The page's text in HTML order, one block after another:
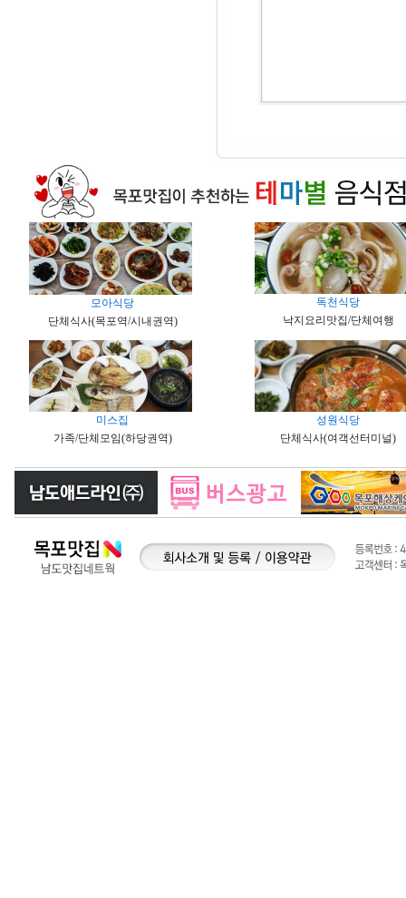
모아식당
단체식사(목포역/시내권역)
독천식당
낙지요리맛집/단체여행
미스집
가족/단체모임(하당권역)
성원식당
단체식사(여객선터미널)